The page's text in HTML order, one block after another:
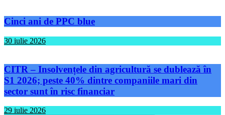
Cinci ani de PPC blue
30 iulie 2026
CITR – Insolvențele din agricultură se dublează în
S1 2026; peste 40% dintre companiile mari din
sector sunt în risc financiar
29 iulie 2026